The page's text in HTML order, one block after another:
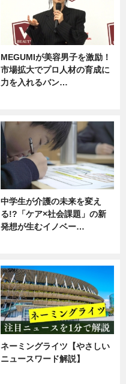
MEGUMIが美容男子を激励！
市場拡大でプロ人材の育成に
力を入れるバン…
中学生が介護の未来を変え
る!?「ケア×社会課題」の新
発想が生むイノベー…
ネーミングライツ【やさしい
ニュースワード解説】